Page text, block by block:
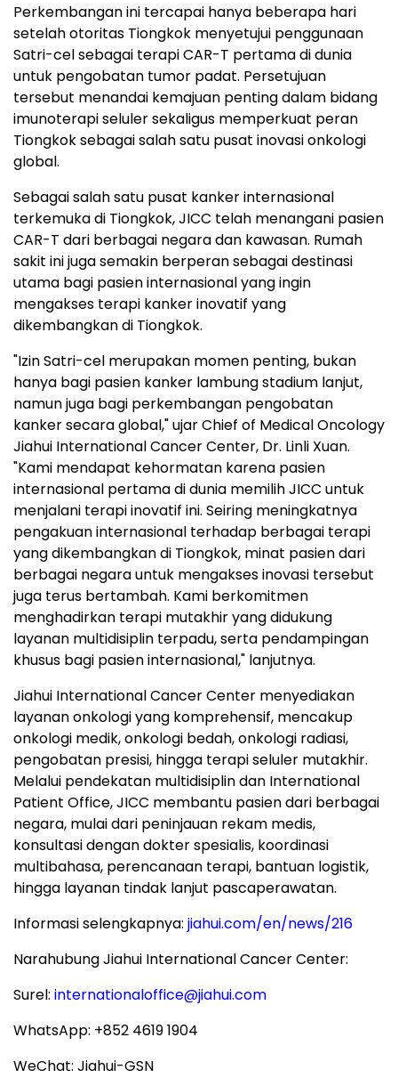
Perkembangan ini tercapai hanya beberapa hari
setelah otoritas Tiongkok menyetujui penggunaan
Satri-cel sebagai terapi CAR-T pertama di dunia
untuk pengobatan tumor padat. Persetujuan
tersebut menandai kemajuan penting dalam bidang
imunoterapi seluler sekaligus memperkuat peran
Tiongkok sebagai salah satu pusat inovasi onkologi
global.
Sebagai salah satu pusat kanker internasional
terkemuka di Tiongkok, JICC telah menangani pasien
CAR-T dari berbagai negara dan kawasan. Rumah
sakit ini juga semakin berperan sebagai destinasi
utama bagi pasien internasional yang ingin
mengakses terapi kanker inovatif yang
dikembangkan di Tiongkok.
"Izin Satri-cel merupakan momen penting, bukan
hanya bagi pasien kanker lambung stadium lanjut,
namun juga bagi perkembangan pengobatan
kanker secara global," ujar Chief of Medical Oncology
Jiahui International Cancer Center, Dr. Linli Xuan.
"Kami mendapat kehormatan karena pasien
internasional pertama di dunia memilih JICC untuk
menjalani terapi inovatif ini. Seiring meningkatnya
pengakuan internasional terhadap berbagai terapi
yang dikembangkan di Tiongkok, minat pasien dari
berbagai negara untuk mengakses inovasi tersebut
juga terus bertambah. Kami berkomitmen
menghadirkan terapi mutakhir yang didukung
layanan multidisiplin terpadu, serta pendampingan
khusus bagi pasien internasional," lanjutnya.
Jiahui International Cancer Center menyediakan
layanan onkologi yang komprehensif, mencakup
onkologi medik, onkologi bedah, onkologi radiasi,
pengobatan presisi, hingga terapi seluler mutakhir.
Melalui pendekatan multidisiplin dan International
Patient Office, JICC membantu pasien dari berbagai
negara, mulai dari peninjauan rekam medis,
konsultasi dengan dokter spesialis, koordinasi
multibahasa, perencanaan terapi, bantuan logistik,
hingga layanan tindak lanjut pascaperawatan.
Informasi selengkapnya: jiahui.com/en/news/216
Narahubung Jiahui International Cancer Center:
Surel: internationaloffice@jiahui.com
WhatsApp: +852 4619 1904
WeChat: Jiahui-GSN